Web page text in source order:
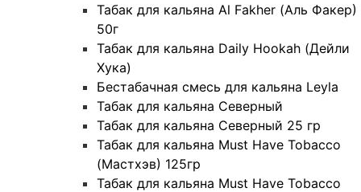
Табак для кальяна Al Fakher (Аль Факер)
50г
Табак для кальяна Daily Hookah (Дейли
Хука)
Бестабачная смесь для кальяна Leyla
Табак для кальяна Северный
Табак для кальяна Северный 25 гр
Табак для кальяна Must Have Tobacco
(Мастхэв) 125гр
Табак для кальяна Must Have Tobacco